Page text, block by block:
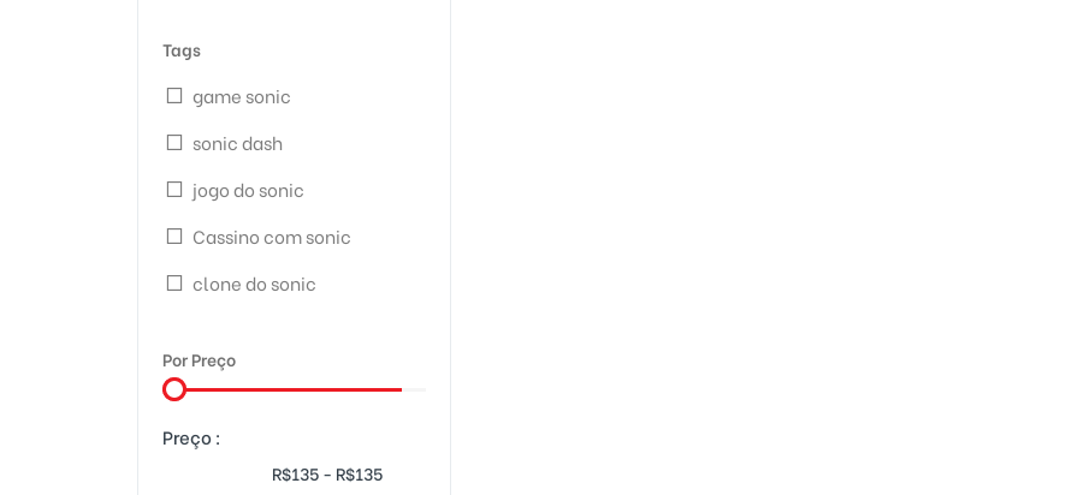
Tags
game sonic
sonic dash
jogo do sonic
Cassino com sonic
clone do sonic
jogo sonic
Cassino sonic
Por Preço
Preço :